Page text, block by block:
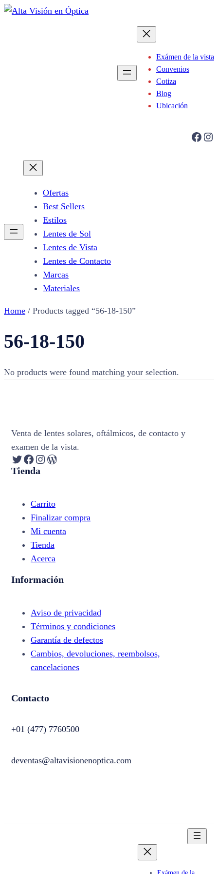
Saltar
Exámen de la vista
Convenios
Cotiza
Blog
Ubicación
Facebook Instagram
Ofertas
Best Sellers
Estilos
Lentes de Sol
Lentes de Vista
Lentes de Contacto
Marcas
Materiales
Home / Products tagged “56-18-150”
56-18-150
No products were found matching your selection.
Venta de lentes solares, oftálmicos, de contacto y
examen de la vista.
Twitter Facebook Instagram WordPress
Tienda
Carrito
Finalizar compra
Mi cuenta
Tienda
Acerca
Información
Aviso de privacidad
Términos y condiciones
Garantía de defectos
Cambios, devoluciones, reembolsos,
cancelaciones
Contacto
+01 (477) 7760500
deventas@altavisionenoptica.com